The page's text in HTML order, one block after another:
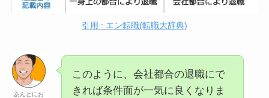
引用 : エン転職(転職大辞典)
あんとにお
このように、会社都合の退職にで
きれば条件面が一気に良くなりま